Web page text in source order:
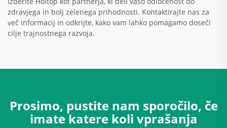
zdravjega in bolj zelenega prihodnosti. Kontaktirajte nas za
več informacij in odkrijte, kako vam lahko pomagamo doseči
cilje trajnostnega razvoja.
Prosimo, pustite nam sporočilo, če
imate katere koli vprašanja